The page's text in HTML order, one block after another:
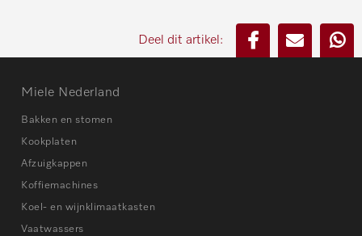
Deel dit artikel:
Miele Nederland
Bakken en stomen
Kookplaten
Afzuigkappen
Koffiemachines
Koel- en wijnklimaatkasten
Vaatwassers